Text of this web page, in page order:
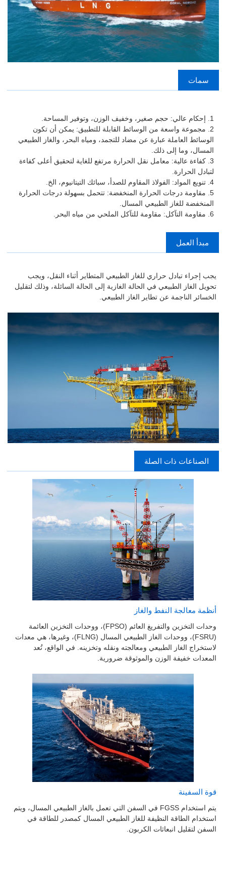
سمات
1. إحكام عالي: حجم صغير، وخفيف الوزن، وتوفير المساحة.
2. مجموعة واسعة من الوسائط القابلة للتطبيق: يمكن أن تكون
الوسائط العاملة عبارة عن مضاد للتجمد، ومياه البحر، والغاز الطبيعي
المسال، وما إلى ذلك.
3. كفاءة عالية: معامل نقل الحرارة مرتفع للغاية لتحقيق أعلى كفاءة
لتبادل الحرارة.
4. تنويع المواد: الفولاذ المقاوم للصدأ، سبائك التيتانيوم، الخ.
5. مقاومة درجات الحرارة المنخفضة: تتحمل بسهولة درجات الحرارة
المنخفضة للغاز الطبيعي المسال.
6. مقاومة التآكل: مقاومة للتآكل الملحي من مياه البحر.
مبدأ العمل
يجب إجراء تبادل حراري للغاز الطبيعي المتطاير أثناء النقل، ويجب
تحويل الغاز الطبيعي في الحالة الغازية إلى الحالة السائلة، وذلك لتقليل
الخسائر الناجمة عن تطاير الغاز الطبيعي.
الصناعات ذات الصلة
أنظمة معالجة النفط والغاز
وحدات التخزين والتفريغ العائم (FPSO)، ووحدات التخزين العائمة
(FSRU)، ووحدات الغاز الطبيعي المسال (FLNG)، وغيرها، هي معدات
لاستخراج الغاز الطبيعي ومعالجته ونقله وتخزينه. في الواقع، تُعد
المعدات خفيفة الوزن والموثوقة ضرورية.
قوة السفينة
يتم استخدام FGSS في السفن التي تعمل بالغاز الطبيعي المسال، ويتم
استخدام الطاقة النظيفة للغاز الطبيعي المسال كمصدر للطاقة في
السفن لتقليل انبعاثات الكربون.